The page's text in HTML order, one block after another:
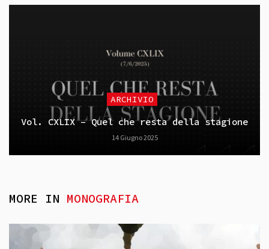
ARCHIVIO
Vol. CXLIX – Quel che resta della stagione
14 Giugno 2025
MORE IN MONOGRAFIA